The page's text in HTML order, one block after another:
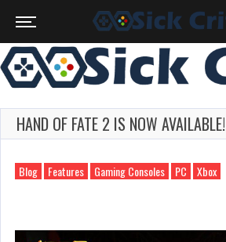
HAND OF FATE 2 IS NOW AVAILABLE!
Blog Features Gaming Consoles PC Xbox